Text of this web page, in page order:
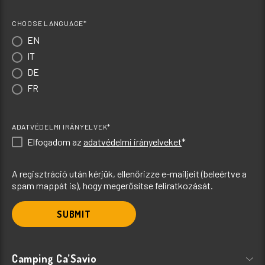
CHOOSE LANGUAGE*
EN
IT
DE
FR
ADATVÉDELMI IRÁNYELVEK*
Elfogadom az adatvédelmi irányelveket*
A regisztráció után kérjük, ellenőrizze e-mailjeit (beleértve a
spam mappát is), hogy megerősítse feliratkozását.
SUBMIT
Camping Ca’Savio